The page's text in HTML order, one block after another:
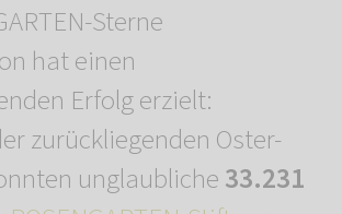
Sterne
hat einen
Erfolg erzielt:
zurückliegenden Oster-
unglaubliche33.231